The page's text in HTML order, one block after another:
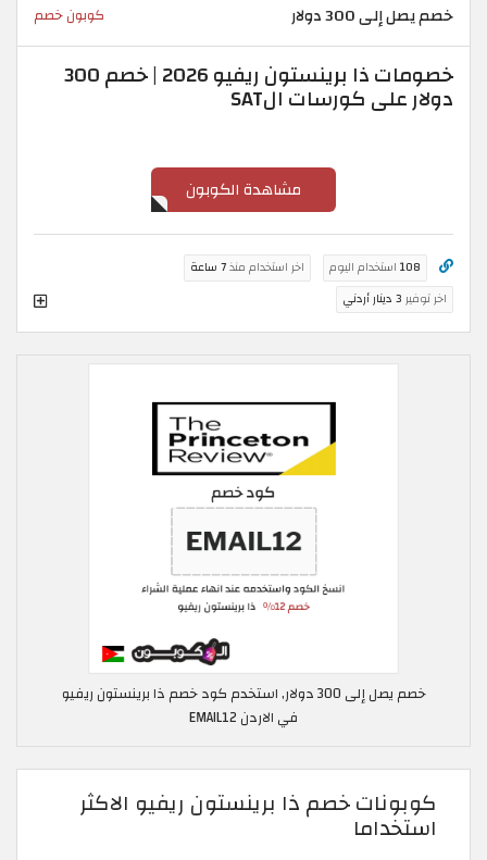
خصم يصل إلى 300 دولار كوبون خصم
خصومات ذا برينستون ريفيو 2026 | خصم 300
دولار على كورسات الSAT
مشاهدة الكوبون
108 استخدام اليوم اخر استخدام منذ7 ساعة
اخر توفير 3 دينار أردني
خصم يصل إلى 300 دولار, استخدم كود خصم ذا برينستون ريفيو
في الاردن EMAIL12
كوبونات خصم ذا برينستون ريفيو الاكثر
استخداما